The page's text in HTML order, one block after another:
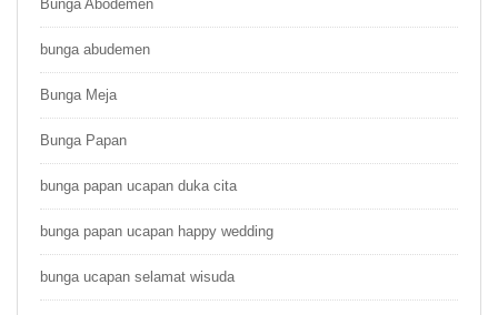
Bunga Abodemen
bunga abudemen
Bunga Meja
Bunga Papan
bunga papan ucapan duka cita
bunga papan ucapan happy wedding
bunga ucapan selamat wisuda